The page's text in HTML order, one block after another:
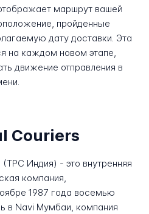
маршрут вашей
пройденные
дату доставки. Эта
на каждом новом этапе,
движение отправления в
Couriers
Индия) - это внутренняя
компания,
1987 года восемью
в Navi Мумбаи, компания